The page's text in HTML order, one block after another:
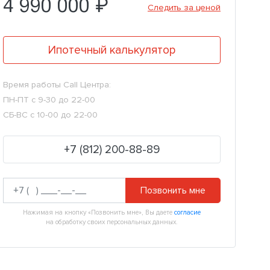
4 990 000 ₽ Следить за ценой
Ипотечный калькулятор
Время работы Call Центра:
ПН-ПТ с 9-30 до 22-00
СБ-ВС с 10-00 до 22-00
+7 (812) 200-88-89
Позвонить мне
Нажимая на кнопку «Позвонить мне», Вы даете согласие
на обработку своих персональных данных.